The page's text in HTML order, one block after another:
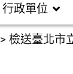
行政單位
>檢送臺北市